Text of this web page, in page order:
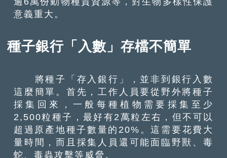
意義重大。
種子銀行「入數」存檔不簡單
將種子「存入銀行」，並非到銀行入數
這麼簡單。首先，工作人員要從野外將種子
採集回來，一般每種植物需要採集至少
2,500粒種子，最好有2萬粒左右，但不可以
超過原產地種子數量的20%。這需要花費大
量時間，而且採集人員還可能面臨野獸、毒
蛇、毒蟲攻擊等威脅。